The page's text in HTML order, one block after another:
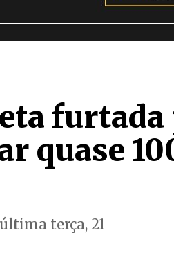
furtada
quase
terça, 21